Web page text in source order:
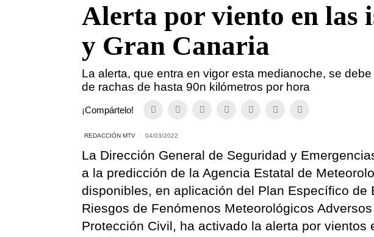
Alerta por viento en las
y Gran Canaria
La alerta, que entra en vigor esta medianoche, se
de rachas de hasta 90n kilómetros por hora
¡Compártelo!
REDACCIÓN MTV 04/03/2022
La Dirección General de Seguridad y
a la predicción de la Agencia Estatal de
disponibles, en aplicación del Plan Específico de
Riesgos de Fenómenos Meteorológicos
Protección Civil, ha activado la alerta por